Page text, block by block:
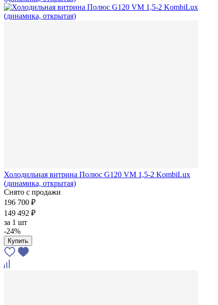
Холодильная витрина Полюс G120 VM 1,5-2 KombiLux
(динамика, открытая)
Снято с продажи
196 700 ₽
149 492 ₽
за 1 шт
-24%
Купить